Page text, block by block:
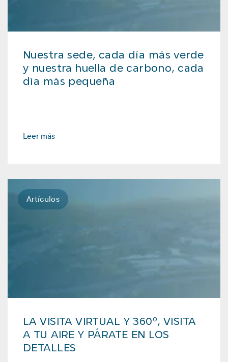
Nuestra sede, cada día más verde
y nuestra huella de carbono, cada
día más pequeña
Leer más
Artículos
LA VISITA VIRTUAL Y 360º, VISITA
A TU AIRE Y PÁRATE EN LOS
DETALLES